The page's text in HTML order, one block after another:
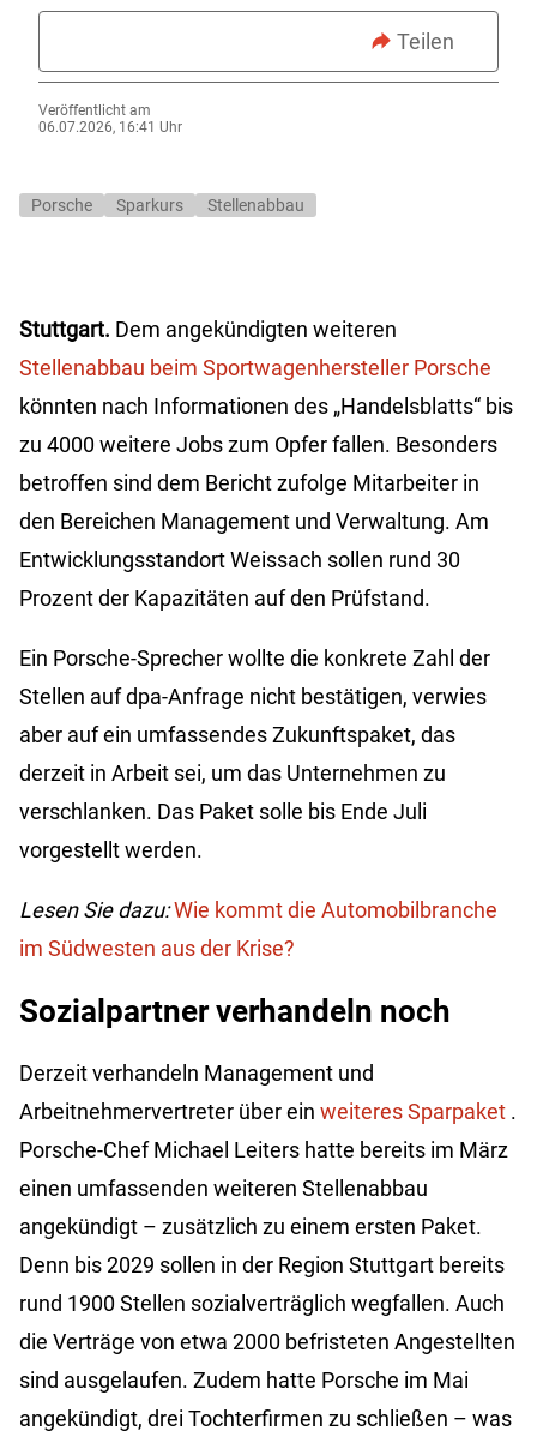
Teilen
Veröffentlicht am
06.07.2026, 16:41 Uhr
Porsche Sparkurs Stellenabbau
Stuttgart. Dem angekündigten weiteren
Stellenabbau beim Sportwagenhersteller Porsche
könnten nach Informationen des „Handelsblatts“ bis
zu 4000 weitere Jobs zum Opfer fallen. Besonders
betroffen sind dem Bericht zufolge Mitarbeiter in
den Bereichen Management und Verwaltung. Am
Entwicklungsstandort Weissach sollen rund 30
Prozent der Kapazitäten auf den Prüfstand.
Ein Porsche-Sprecher wollte die konkrete Zahl der
Stellen auf dpa-Anfrage nicht bestätigen, verwies
aber auf ein umfassendes Zukunftspaket, das
derzeit in Arbeit sei, um das Unternehmen zu
verschlanken. Das Paket solle bis Ende Juli
vorgestellt werden.
Lesen Sie dazu:Wie kommt die Automobilbranche
im Südwesten aus der Krise?
Sozialpartner verhandeln noch
Derzeit verhandeln Management und
Arbeitnehmervertreter über ein weiteres Sparpaket .
Porsche-Chef Michael Leiters hatte bereits im März
einen umfassenden weiteren Stellenabbau
angekündigt – zusätzlich zu einem ersten Paket.
Denn bis 2029 sollen in der Region Stuttgart bereits
rund 1900 Stellen sozialverträglich wegfallen. Auch
die Verträge von etwa 2000 befristeten Angestellten
sind ausgelaufen. Zudem hatte Porsche im Mai
angekündigt, drei Tochterfirmen zu schließen – was